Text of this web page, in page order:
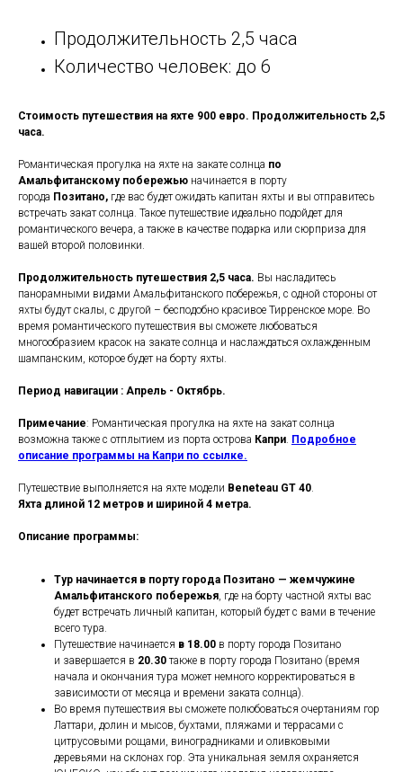
Продолжительность 2,5 часа
Количество человек: до 6
Стоимость путешествия на яхте 900 евро. Продолжительность 2,5
часа.
Романтическая прогулка на яхте на закате солнца по
Амальфитанскому побережью начинается в порту
города Позитано, где вас будет ожидать капитан яхты и вы отправитесь
встречать закат солнца. Такое путешествие идеально подойдет для
романтического вечера, а также в качестве подарка или сюрприза для
вашей второй половинки.
Продолжительность путешествия 2,5 часа. Вы насладитесь
панорамными видами Амальфитанского побережья, с одной стороны от
яхты будут скалы, с другой – бесподобно красивое Тирренское море. Во
время романтического путешествия вы сможете любоваться
многообразием красок на закате солнца и наслаждаться охлажденным
шампанским, которое будет на борту яхты.
Период навигации : Апрель - Октябрь.
Примечание: Романтическая прогулка на яхте на закат солнца
возможна также с отплытием из порта острова Капри. Подробное
описание программы на Капри по ссылке.
Путешествие выполняется на яхте модели Beneteau GT 40.
Яхта длиной 12 метров и шириной 4 метра.
Описание программы:
Тур начинается в порту города Позитано — жемчужине
Амальфитанского побережья, где на борту частной яхты вас
будет встречать личный капитан, который будет с вами в течение
всего тура.
Путешествие начинается в 18.00 в порту города Позитано
и завершается в 20.30 также в порту города Позитано (время
начала и окончания тура может немного корректироваться в
зависимости от месяца и времени заката солнца).
Во время путешествия вы сможете полюбоваться очертаниям гор
Латтари, долин и мысов, бухтами, пляжами и террасами с
цитрусовыми рощами, виноградниками и оливковыми
деревьями на склонах гор. Эта уникальная земля охраняется